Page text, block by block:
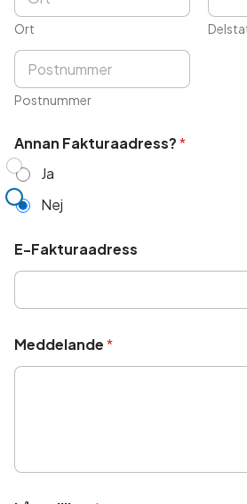
Ort
Postnummer
Annan Fakturaadress?*
Ja
Nej
E-Fakturaadress
Meddelande*